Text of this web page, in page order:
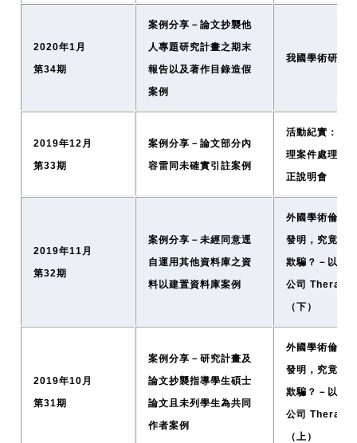
2020年1月
第34期
案例分享－論文抄襲他
人專題研究計畫之期末
報告以及著作目錄造假
案例
我國學術研究
2019年12月
第33期
案例分享－論文部分內
容雷同未確實引註案例
活動紀實：科
理案件處理及
正說明會
2019年11月
第32期
案例分享－未經同意逕
自運用其他資料庫之資
料以建置資料庫案例
外國學術倫理
發明，究竟是
欺騙？－以美
公司
（下）
2019年10月
第31期
案例分享－研究計畫及
論文抄襲指導學生碩士
論文且未列學生為共同
作者案例
外國學術倫理
發明，究竟是
欺騙？－以美
公司
（上）